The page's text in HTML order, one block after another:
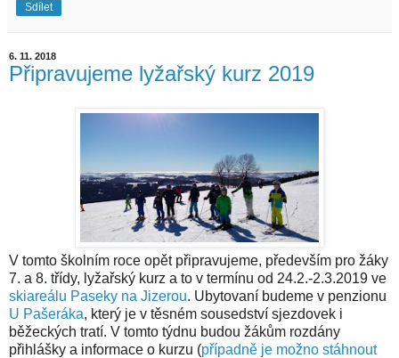
Sdílet
6. 11. 2018
Připravujeme lyžařský kurz 2019
V tomto školním roce opět připravujeme, především pro žáky
7. a 8. třídy, lyžařský kurz a to v termínu od 24.2.-2.3.2019 ve
skiareálu Paseky na Jizerou. Ubytovaní budeme v penzionu
U Pašeráka, který je v těsném sousedství sjezdovek i
běžeckých tratí. V tomto týdnu budou žákům rozdány
přihlášky a informace o kurzu (případně je možno stáhnout